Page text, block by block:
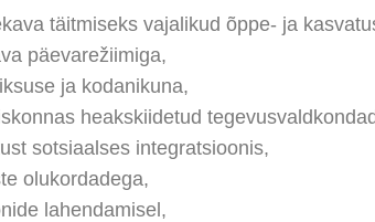
täitmiseks vajalikud õppe- ja
päevarežiimiga,
ja kodanikuna,
heakskiidetud
sotsiaalses integratsioonis,
olukordadega,
lahendamisel,